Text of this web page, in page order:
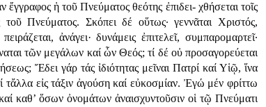
ἔγγραφος ἡ τοῦ Πνεύματος θεότης ἐπιδει- χθήσεται τοῖς
τοῦ Πνεύματος. Σκόπει δέ οὕτως· γεννᾶται Χριστός,
ἀνάγει· δυνάμεις ἐπιτελεῖ, συμπαρομαρτεῖ·
τῶν μεγάλων καί ὧν Θεός; τί δέ οὐ προσαγορεύεται
Ἔδει γάρ τάς ἰδιότητας μεῖναι Πατρί καί Υἱῷ, ἵνα
τἄλλα εἰς τάξιν ἀγούση καί εὐκοσμίαν. Ἐγώ μέν φρίττω
καθ’ ὅσων ὀνομάτων ἀναισχυντοῦσιν οἱ τῷ Πνεύματι